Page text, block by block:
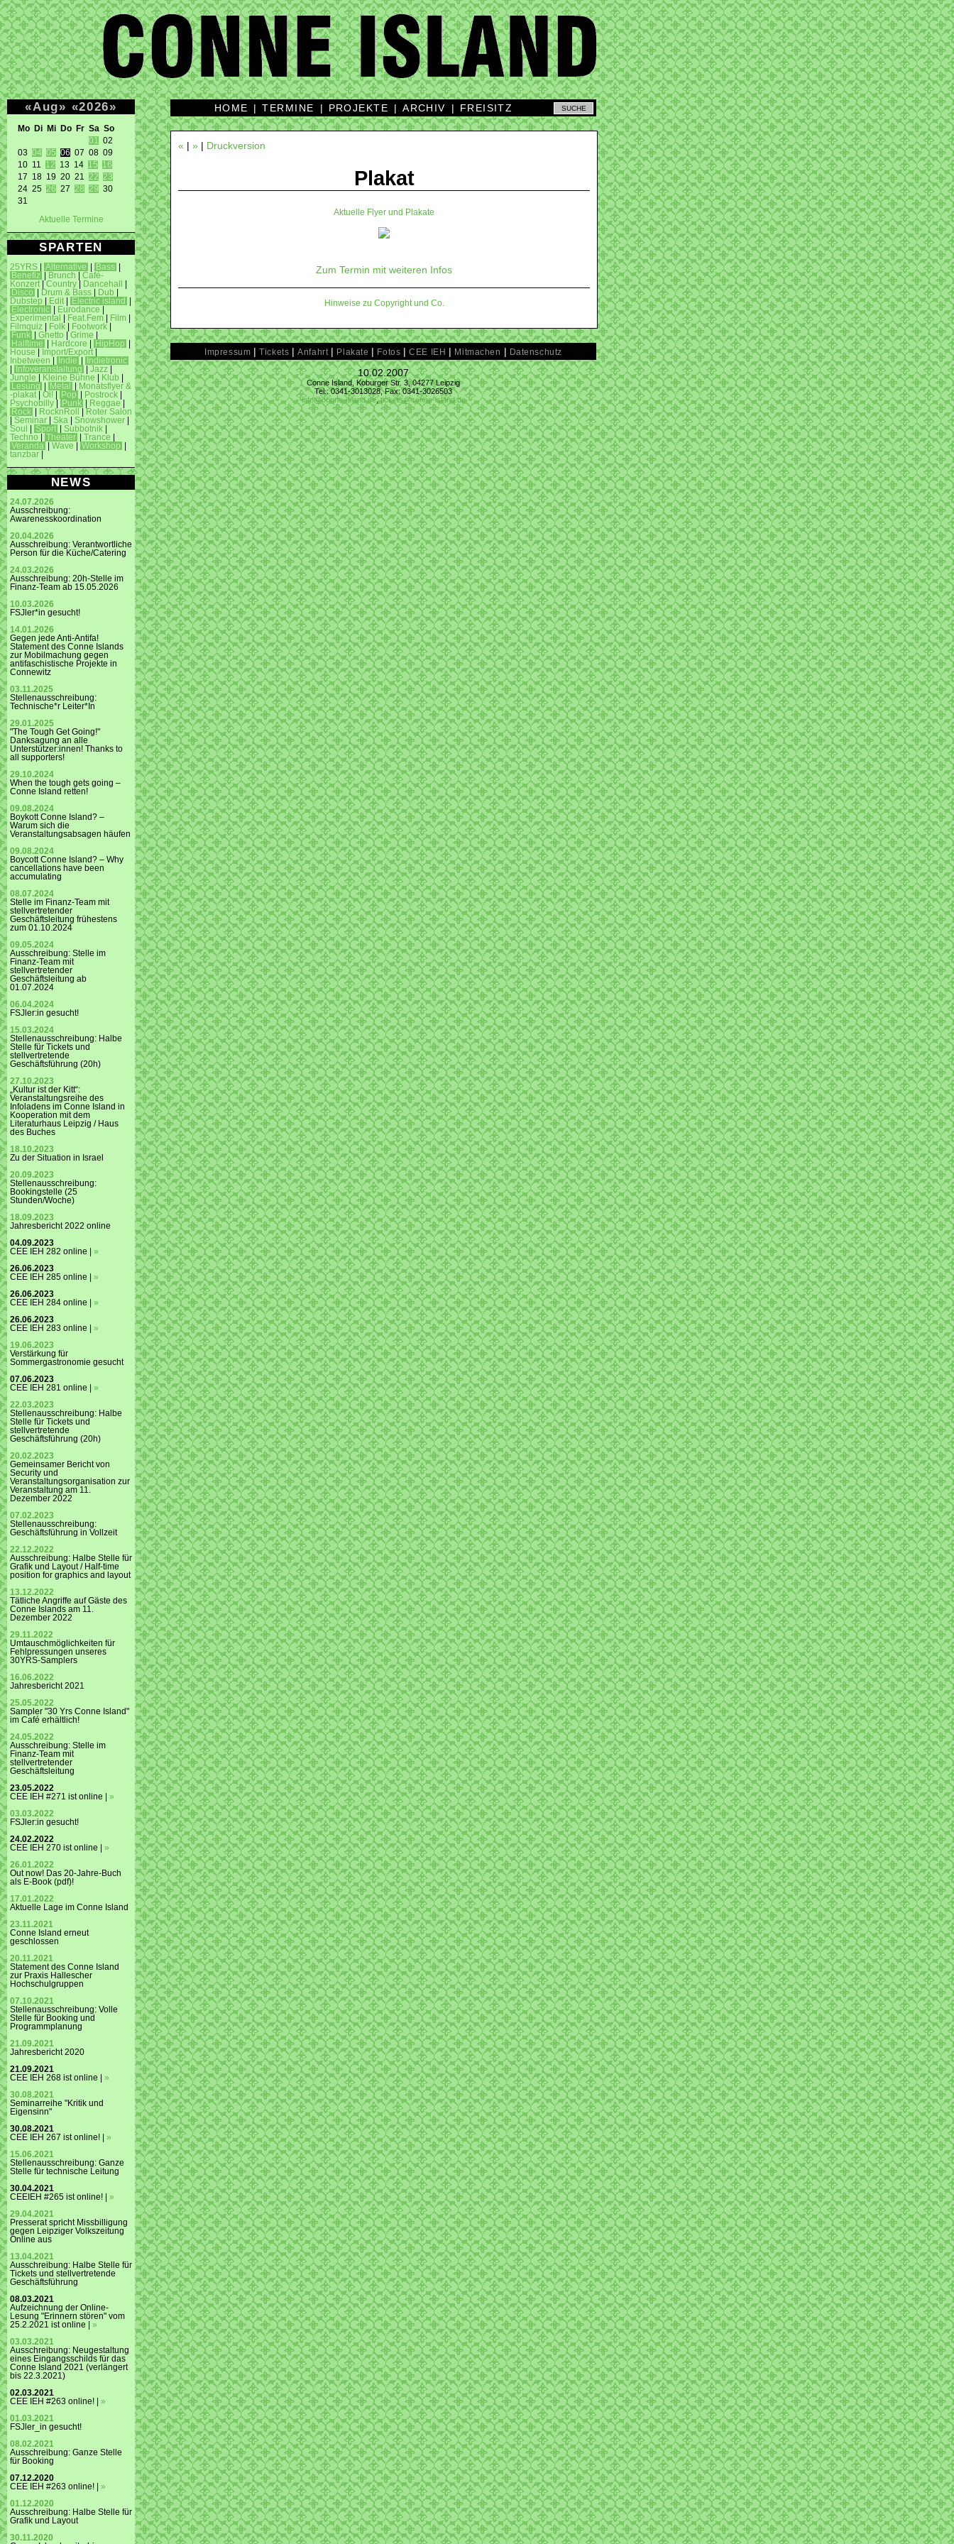
«Aug» «2026»
Mo Di Mi Do Fr Sa So
01
02
03 04 05 06 07 08 09
10 11 12 13 14 15
16
17 18 19 20 21 22
23
24 25 26 27 28 29 30
31
Aktuelle Termine
SPARTEN
25YRS Alternative Bass
Benefiz
Brunch
Café-
Konzert
Country Dancehall
Disco
Drum & Bass Dub
Dubstep
Edit Electric island
Electronic
Eurodance
Experimental
Feat.Fem Film
Filmquiz
Folk Footwork
Funk
Ghetto Grime
Halftime
Hardcore HipHop
House
Import/Export
Inbetween
Indie
Indietronic
Infoveranstaltung Jazz
Jungle
Kleine Bühne Klub
Lesung
Metal
Monatsflyer &
-plakat
Oi! Pop Postrock
Psychobilly
Punk Reggae
Rock
RocknRoll
Roter Salon
Seminar Ska Snowshower
Soul
Sport Subbotnik
Techno
Theater Trance
Veranda
Wave Workshop
tanzbar
NEWS
24.07.2026
Ausschreibung:
Awarenesskoordination
20.04.2026
Ausschreibung: Verantwortliche
Person für die Küche/Catering
24.03.2026
Ausschreibung: 20h-Stelle im
Finanz-Team ab 15.05.2026
10.03.2026
FSJler*in gesucht!
14.01.2026
Gegen jede Anti-Antifa!
Statement des Conne Islands
zur Mobilmachung gegen
antifaschistische Projekte in
Connewitz
03.11.2025
Stellenausschreibung:
Technische*r Leiter*In
29.01.2025
"The Tough Get Going!"
Danksagung an alle
Unterstützer:innen! Thanks to
all supporters!
29.10.2024
When the tough gets going –
Conne Island retten!
09.08.2024
Boykott Conne Island? –
Warum sich die
Veranstaltungsabsagen häufen
09.08.2024
Boycott Conne Island? – Why
cancellations have been
accumulating
08.07.2024
Stelle im Finanz-Team mit
stellvertretender
Geschäftsleitung frühestens
zum 01.10.2024
09.05.2024
Ausschreibung: Stelle im
Finanz-Team mit
stellvertretender
Geschäftsleitung ab
01.07.2024
06.04.2024
FSJler:in gesucht!
15.03.2024
Stellenausschreibung: Halbe
Stelle für Tickets und
stellvertretende
Geschäftsführung (20h)
27.10.2023
„Kultur ist der Kitt“:
Veranstaltungsreihe des
Infoladens im Conne Island in
Kooperation mit dem
Literaturhaus Leipzig / Haus
des Buches
18.10.2023
Zu der Situation in Israel
20.09.2023
Stellenausschreibung:
Bookingstelle (25
Stunden/Woche)
18.09.2023
Jahresbericht 2022 online
04.09.2023
CEE IEH 282 online | »
26.06.2023
CEE IEH 285 online | »
26.06.2023
CEE IEH 284 online | »
26.06.2023
CEE IEH 283 online | »
19.06.2023
Verstärkung für
Sommergastronomie gesucht
07.06.2023
CEE IEH 281 online | »
22.03.2023
Stellenausschreibung: Halbe
Stelle für Tickets und
stellvertretende
Geschäftsführung (20h)
20.02.2023
Gemeinsamer Bericht von
Security und
Veranstaltungsorganisation zur
Veranstaltung am 11.
Dezember 2022
07.02.2023
Stellenausschreibung:
Geschäftsführung in Vollzeit
22.12.2022
Ausschreibung: Halbe Stelle für
Grafik und Layout / Half-time
position for graphics and layout
13.12.2022
Tätliche Angriffe auf Gäste des
Conne Islands am 11.
Dezember 2022
29.11.2022
Umtauschmöglichkeiten für
Fehlpressungen unseres
30YRS-Samplers
16.06.2022
Jahresbericht 2021
25.05.2022
Sampler "30 Yrs Conne Island"
im Café erhältlich!
24.05.2022
Ausschreibung: Stelle im
Finanz-Team mit
stellvertretender
Geschäftsleitung
23.05.2022
CEE IEH #271 ist online | »
03.03.2022
FSJler:in gesucht!
24.02.2022
CEE IEH 270 ist online | »
26.01.2022
Out now! Das 20-Jahre-Buch
als E-Book (pdf)!
17.01.2022
Aktuelle Lage im Conne Island
23.11.2021
Conne Island erneut
geschlossen
20.11.2021
Statement des Conne Island
zur Praxis Hallescher
Hochschulgruppen
07.10.2021
Stellenausschreibung: Volle
Stelle für Booking und
Programmplanung
21.09.2021
Jahresbericht 2020
21.09.2021
CEE IEH 268 ist online | »
30.08.2021
Seminarreihe "Kritik und
Eigensinn"
30.08.2021
CEE IEH 267 ist online! | »
15.06.2021
Stellenausschreibung: Ganze
Stelle für technische Leitung
30.04.2021
CEEIEH #265 ist online! | »
29.04.2021
Presserat spricht Missbilligung
gegen Leipziger Volkszeitung
Online aus
13.04.2021
Ausschreibung: Halbe Stelle für
Tickets und stellvertretende
Geschäftsführung
08.03.2021
Aufzeichnung der Online-
Lesung "Erinnern stören" vom
25.2.2021 ist online | »
03.03.2021
Ausschreibung: Neugestaltung
eines Eingangsschilds für das
Conne Island 2021 (verlängert
bis 22.3.2021)
02.03.2021
CEE IEH #263 online! | »
01.03.2021
FSJler_in gesucht!
08.02.2021
Ausschreibung: Ganze Stelle
für Booking
07.12.2020
CEE IEH #263 online! | »
01.12.2020
Ausschreibung: Halbe Stelle für
Grafik und Layout
30.11.2020
HOME |TERMINE | PROJEKTE |ARCHIV | FREISITZ
« | » | Druckversion
Plakat
Aktuelle Flyer und Plakate
Zum Termin mit weiteren Infos
Hinweise zu Copyright und Co.
Impressum |Tickets |Anfahrt | Plakate | Fotos |CEE IEH | Mitmachen | Datenschutz
10.02.2007
Conne Island, Koburger Str. 3, 04277 Leipzig
Tel.: 0341-3013028, Fax: 0341-3026503
info@conne-island.de,tickets@conne-island.de